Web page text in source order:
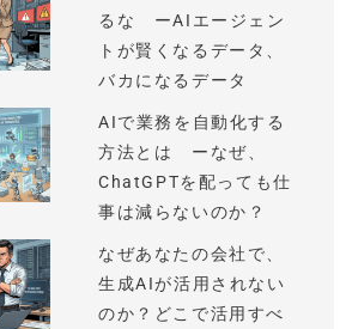
るな ーAIエージェン
トが賢くなるデータ、
バカになるデータ
AIで業務を自動化する
方法とは ーなぜ、
ChatGPTを配っても仕
事は減らないのか？
なぜあなたの会社で、
生成AIが活用されない
のか？どこで活用すべ